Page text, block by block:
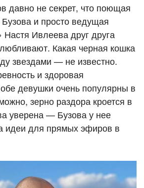
давно не секрет, что поющая
и просто ведущая
Ивлеева друг друга
Какая черная кошка
звездами — не известно.
и здоровая
девушки очень популярны в
зерно раздора кроется в
уверена — Бузова у нее
идеи для прямых эфиров в